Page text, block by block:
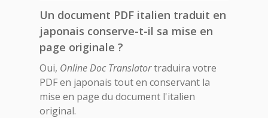
Un document PDF italien traduit en
japonais conserve-t-il sa mise en
page originale ?
Oui, Online Doc Translatortraduira votre
PDF en japonais tout en conservant la
mise en page du document l'italien
original.